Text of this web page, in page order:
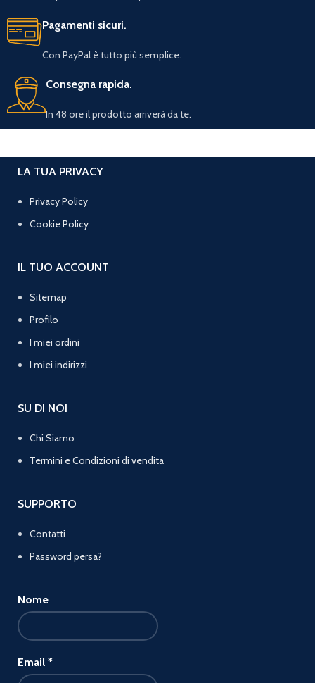
Pagamenti sicuri.
Con PayPal è tutto più semplice.
Consegna rapida.
In 48 ore il prodotto arriverà da te.
LA TUA PRIVACY
Privacy Policy
Cookie Policy
IL TUO ACCOUNT
Sitemap
Profilo
I miei ordini
I miei indirizzi
SU DI NOI
Chi Siamo
Termini e Condizioni di vendita
SUPPORTO
Contatti
Password persa?
Nome
Email *